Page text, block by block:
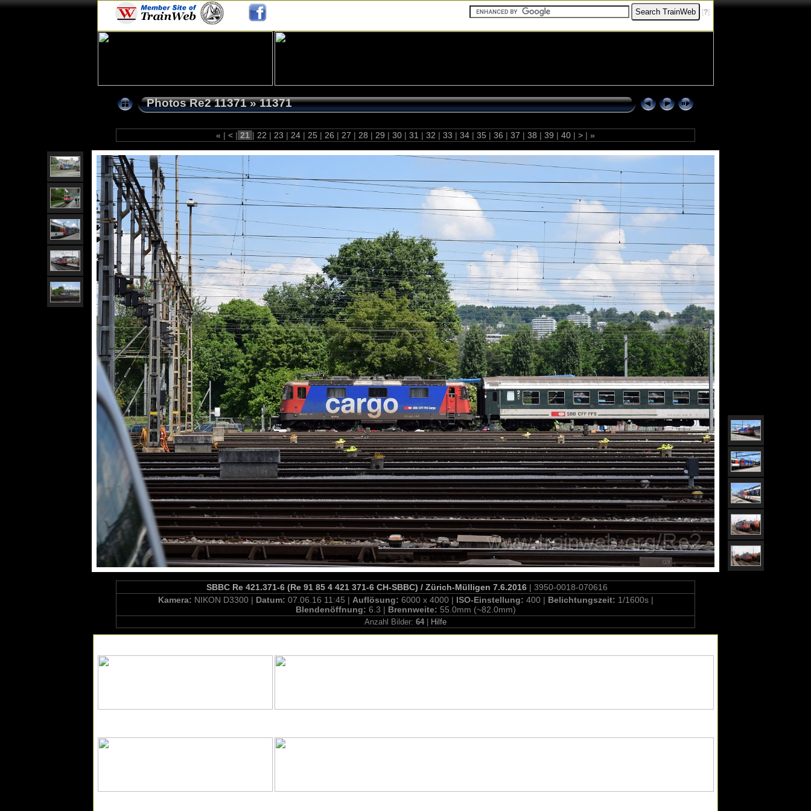
[?]
Photos Re2 11371»11371
« | < | 21 | 22 | 23 | 24 | 25 | 26 | 27 | 28 | 29 | 30 | 31 | 32 | 33 | 34 | 35 | 36 | 37 | 38 | 39 | 40 | > | »
SBBC Re 421.371-6 (Re 91 85 4 421 371-6 CH-SBBC) / Zürich-Mülligen 7.6.2016| 3950-0018-070616
Kamera: NIKON D3300 | Datum: 07.06.16 11:45 | Auflösung: 6000 x 4000 | ISO-Einstellung: 400 | Belichtungszeit: 1/1600s |
Blendenöffnung: 6.3 | Brennweite: 55.0mm (~82.0mm)
Anzahl Bilder: 64 Hilfe